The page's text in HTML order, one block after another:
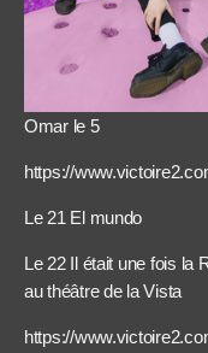
Omar le 5
https://
Le 21 El mundo
Le 22 Il était une fois
au théâtre de la Vista
https://